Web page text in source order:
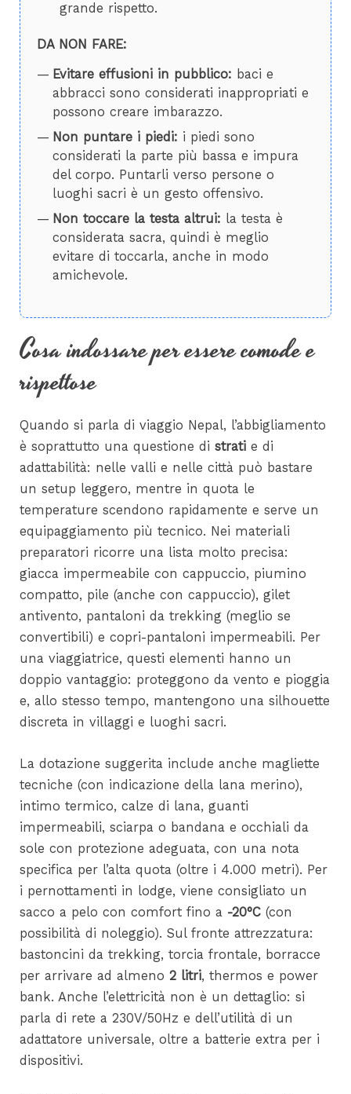
grande rispetto.
DA NON FARE:
Evitare effusioni in pubblico: baci e
abbracci sono considerati inappropriati e
possono creare imbarazzo.
Non puntare i piedi: i piedi sono
considerati la parte più bassa e impura
del corpo. Puntarli verso persone o
luoghi sacri è un gesto offensivo.
Non toccare la testa altrui: la testa è
considerata sacra, quindi è meglio
evitare di toccarla, anche in modo
amichevole.
Cosa indossare per essere comode e
rispettose
Quando si parla di viaggio Nepal, l’abbigliamento
è soprattutto una questione distrati e di
adattabilità: nelle valli e nelle città può bastare
un setup leggero, mentre in quota le
temperature scendono rapidamente e serve un
equipaggiamento più tecnico. Nei materiali
preparatori ricorre una lista molto precisa:
giacca impermeabile con cappuccio, piumino
compatto, pile (anche con cappuccio), gilet
antivento, pantaloni da trekking (meglio se
convertibili) e copri-pantaloni impermeabili. Per
una viaggiatrice, questi elementi hanno un
doppio vantaggio: proteggono da vento e pioggia
e, allo stesso tempo, mantengono una silhouette
discreta in villaggi e luoghi sacri.
La dotazione suggerita include anche magliette
tecniche (con indicazione della lana merino),
intimo termico, calze di lana, guanti
impermeabili, sciarpa o bandana e occhiali da
sole con protezione adeguata, con una nota
specifica per l’alta quota (oltre i 4.000 metri). Per
i pernottamenti in lodge, viene consigliato un
sacco a pelo con comfort fino a -20°C (con
possibilità di noleggio). Sul fronte attrezzatura:
bastoncini da trekking, torcia frontale, borracce
per arrivare ad almeno2 litri, thermos e power
bank. Anche l’elettricità non è un dettaglio: si
parla di rete a 230V/50Hz e dell’utilità di un
adattatore universale, oltre a batterie extra per i
dispositivi.